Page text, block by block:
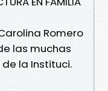
Romero
las muchas
la Instituci.